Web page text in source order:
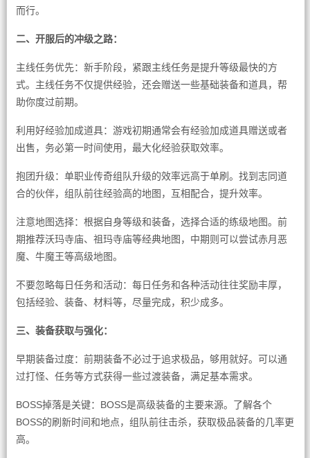
而行。
二、开服后的冲级之路：
主线任务优先：新手阶段，紧跟主线任务是提升等级最快的方
式。主线任务不仅提供经验，还会赠送一些基础装备和道具，帮
助你度过前期。
利用好经验加成道具：游戏初期通常会有经验加成道具赠送或者
出售，务必第一时间使用，最大化经验获取效率。
抱团升级：单职业传奇组队升级的效率远高于单刷。找到志同道
合的伙伴，组队前往经验高的地图，互相配合，提升效率。
注意地图选择：根据自身等级和装备，选择合适的练级地图。前
期推荐沃玛寺庙、祖玛寺庙等经典地图，中期则可以尝试赤月恶
魔、牛魔王等高级地图。
不要忽略每日任务和活动：每日任务和各种活动往往奖励丰厚，
包括经验、装备、材料等，尽量完成，积少成多。
三、装备获取与强化：
早期装备过度：前期装备不必过于追求极品，够用就好。可以通
过打怪、任务等方式获得一些过渡装备，满足基本需求。
BOSS掉落是关键：BOSS是高级装备的主要来源。了解各个
BOSS的刷新时间和地点，组队前往击杀，获取极品装备的几率更
高。